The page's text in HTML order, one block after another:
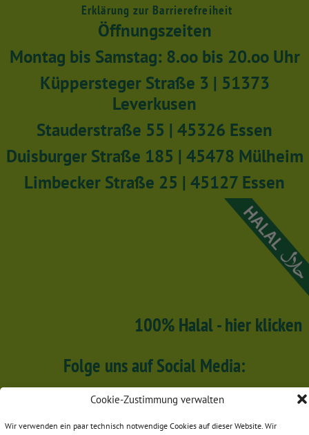
Cookie-Zustimmung verwalten
Wir verwenden ein paar technisch notwendige Cookies auf dieser Website. Wir
Erklärung zur Barrierefreiheit
Öffnungszeiten
Montag bis Samstag: 8.oo bis 20.oo Uhr
Küppersteger Straße 3 | 51373
Leverkusen
Stauderstraße 55 | 45326 Essen
Duisburger Straße 185 | 45478 Mülheim
Limbecker Straße 25 | 45127 Essen
100% Halal - hier klicken
Folge uns auf Social Media: